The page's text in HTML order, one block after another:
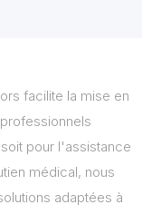
facilite la mise en
pour l'assistance
médical, nous
adaptées à